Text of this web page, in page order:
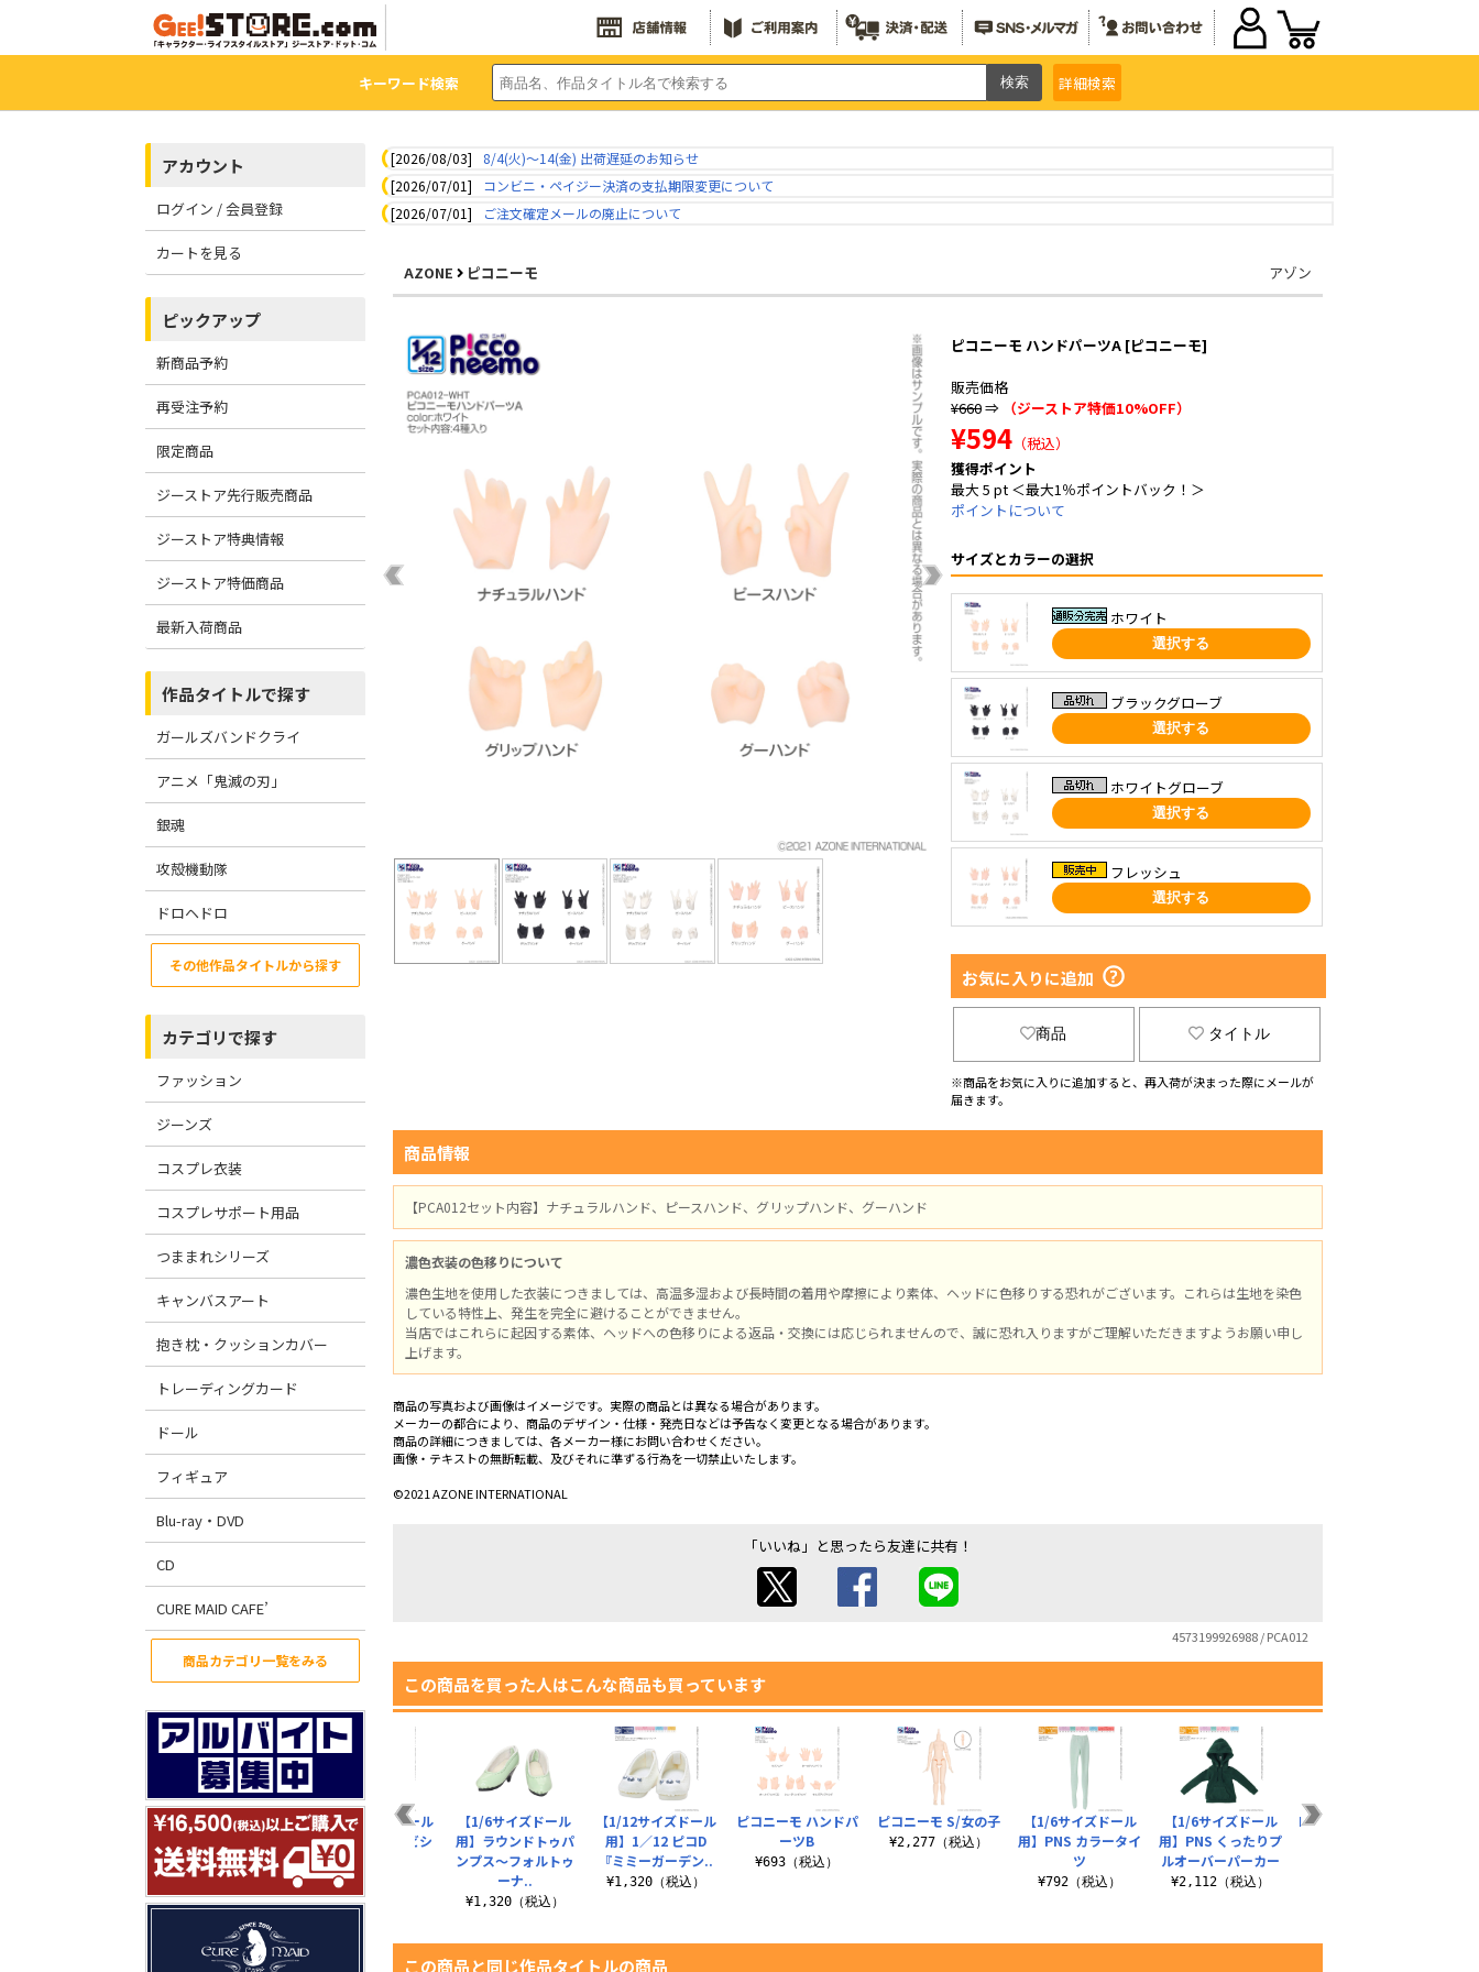
キーワード検索 詳細検索
アカウント
ログイン / 会員登録
カートを見る
ピックアップ
新商品予約
再受注予約
限定商品
ジーストア先行販売商品
ジーストア特典情報
ジーストア特価商品
最新入荷商品
作品タイトルで探す
ガールズバンドクライ
アニメ「鬼滅の刃」
銀魂
攻殻機動隊
ドロヘドロ
その他作品タイトルから探す
カテゴリで探す
ファッション
ジーンズ
コスプレ衣装
コスプレサポート用品
つままれシリーズ
キャンバスアート
抱き枕・クッションカバー
トレーディングカード
ドール
フィギュア
Blu-ray・DVD
CD
CURE MAID CAFE’
商品カテゴリ一覧をみる
[2026/08/03]
8/4(火)～14(金) 出荷遅延のお知らせ
[2026/07/01]
コンビニ・ペイジー決済の支払期限変更について
[2026/07/01]
ご注文確定メールの廃止について
AZONE ピコニーモ アゾン
ピコニーモ ハンドパーツA [ピコニーモ]
販売価格
¥660⇒ （ジーストア特価10%OFF）
¥594 （税込）
獲得ポイント
最大 5 pt ＜最大1％ポイントバック！＞
ポイントについて
サイズとカラーの選択
ホワイト
選択する
ブラックグローブ
選択する
ホワイトグローブ
選択する
フレッシュ
選択する
お気に入りに追加
商品 タイトル
※商品をお気に入りに追加すると、再入荷が決まった際にメールが
届きます。
商品情報
【PCA012セット内容】ナチュラルハンド、ピースハンド、グリップハンド、グーハンド
濃色衣装の色移りについて
濃色生地を使用した衣装につきましては、高温多湿および長時間の着用や摩擦により素体、ヘッドに色移りする恐れがございます。これらは生地を染色
している特性上、発生を完全に避けることができません。
当店ではこれらに起因する素体、ヘッドへの色移りによる返品・交換には応じられませんので、誠に恐れ入りますがご理解いただきますようお願い申し
上げます。
商品の写真および画像はイメージです。実際の商品とは異なる場合があります。
メーカーの都合により、商品のデザイン・仕様・発売日などは予告なく変更となる場合があります。
商品の詳細につきましては、各メーカー様にお問い合わせください。
画像・テキストの無断転載、及びそれに準ずる行為を一切禁止いたします。
©2021 AZONE INTERNATIONAL
「いいね」と思ったら友達に共有！
4573199926988 / PCA012
この商品を買った人はこんな商品も買っています
ピコニーモ ハンドパ
ーツB
¥693（税込）
ピコニーモ S/女の子
¥2,277（税込）
【1/6サイズドール
用】PNS カラータイ
ツ
¥792（税込）
【1/6サイズドール
用】PNS くったりプ
ルオーバーパーカー
¥2,112（税込）
PIC297【1/12サイズ
ールニーハイソック..
PIC299【1/12サイズ
ドール用】1/12 スト
ッキング
¥528（税込）
【1/12サイズドール
用】1／12 ソフビシ
ョートブーツ
¥1,848（税込）
【1/6サイズドール
用】ラウンドトゥパ
ンプス～フォルトゥ
ーナ..
¥1,320（税込）
【1/12サイズドール
用】1／12 ピコD
『ミミーガーデン..
¥1,320（税込）
この商品と同じ作品タイトルの商品